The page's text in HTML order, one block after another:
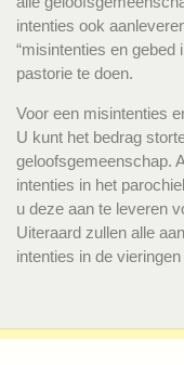
intenties ook
“misintenties en gebed
pastorie te doen.
Voor een misintenties
U kunt het bedrag
geloofsgemeenschap.
intenties in het
u deze aan te leveren
Uiteraard zullen alle
intenties in de